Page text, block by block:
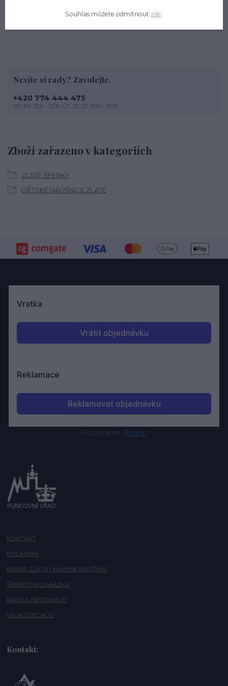
Zboží zařazeno v kategoriích
ZLATÉ ŠPERKY
DĚTSKÉ NÁUŠNICE ZLATÉ
Nevíte si rady? Zavolejte.
+420 774 444 475
PO, PÁ: 7.00 - 13.00, ÚT, ST, ČT: 9.00 - 15.00
Používáme Retino
KONTAKT
PODMÍNKY
BARVA ZLATA I KAMENE NA PŘÁNÍ
ŠPERKY NA ZAKÁZKU
RADY A INFORMACE
VELKOOBCHOD
Kontakt:
Souhlas můžete odmítnout zde.